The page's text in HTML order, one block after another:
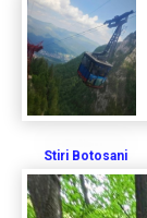
Stiri Botosani